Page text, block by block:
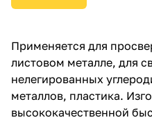
Применяется для
листовом металле, для
нелегированных
металлов, пластика.
высококачественной